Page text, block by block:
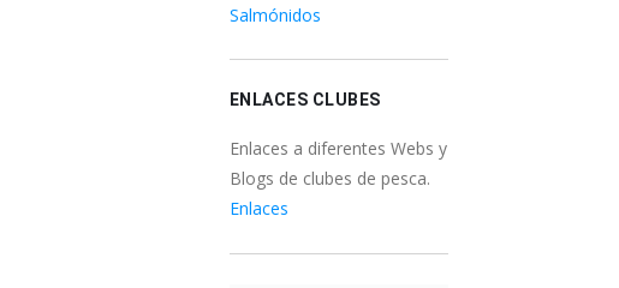
Salmónidos
ENLACES CLUBES
Enlaces a diferentes Webs y
Blogs de clubes de pesca.
Enlaces